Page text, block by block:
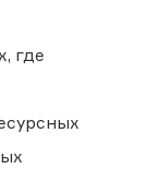
где